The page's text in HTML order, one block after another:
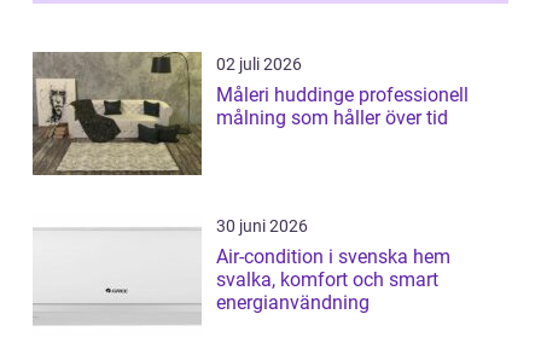
02 juli 2026
Måleri huddinge professionell
målning som håller över tid
30 juni 2026
Air-condition i svenska hem
svalka, komfort och smart
energianvändning